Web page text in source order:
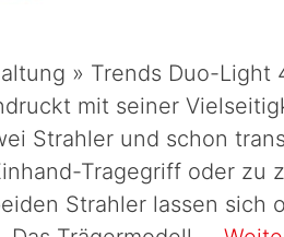
» Trends Duo-Light
mit seiner
Strahler und schon
Tragegriff oder zu
Strahler lassen sich